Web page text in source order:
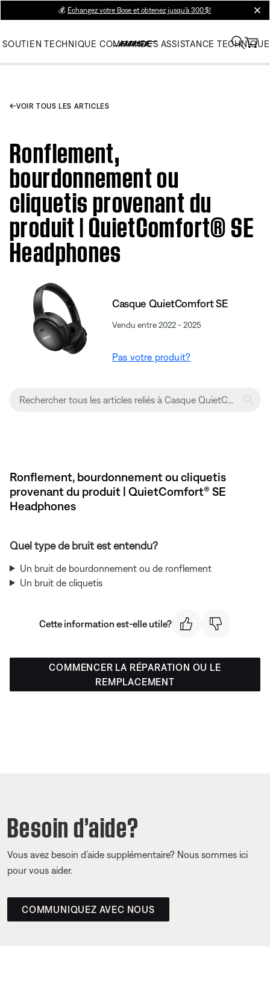
💰 Échangez votre Bose et obtenez jusqu’à 300 $!
SOUTIEN TECHNIQUE COMMANDES ASSISTANCE TECHNIQUE
VOIR TOUS LES ARTICLES
Ronflement,
bourdonnement ou
cliquetis provenant du
produit | QuietComfort® SE
Headphones
Casque QuietComfort SE
Vendu entre 2022 - 2025
Pas votre produit?
Ronflement, bourdonnement ou cliquetis
provenant du produit | QuietComfort® SE
Headphones
Quel type de bruit est entendu?
Un bruit de bourdonnement ou de ronflement
Un bruit de cliquetis
Cette information est-elle utile?
COMMENCER LA RÉPARATION OU LE
REMPLACEMENT
Besoin d’aide?
Vous avez besoin d’aide supplémentaire? Nous sommes ici
pour vous aider.
COMMUNIQUEZ AVEC NOUS